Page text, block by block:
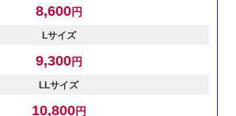
8,600円
Lサイズ
9,300円
LLサイズ
10,800円